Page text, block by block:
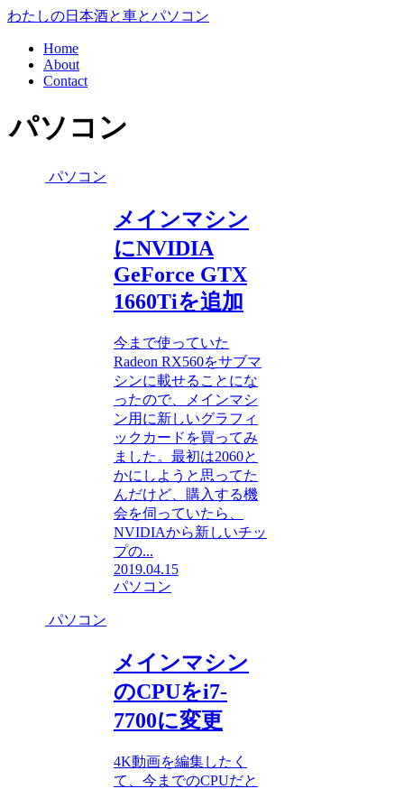
わたしの日本酒と車とパソコン
Home
About
Contact
パソコン
パソコン
メインマシン
にNVIDIA
GeForce GTX
1660Tiを追加
今まで使っていた
Radeon RX560をサブマ
シンに載せることにな
ったので、メインマシ
ン用に新しいグラフィ
ックカードを買ってみ
ました。最初は2060と
かにしようと思ってた
んだけど、購入する機
会を伺っていたら、
NVIDIAから新しいチッ
プの...
2019.04.15
パソコン
パソコン
メインマシン
のCPUをi7-
7700に変更
4K動画を編集したく
て、今までのCPUだと